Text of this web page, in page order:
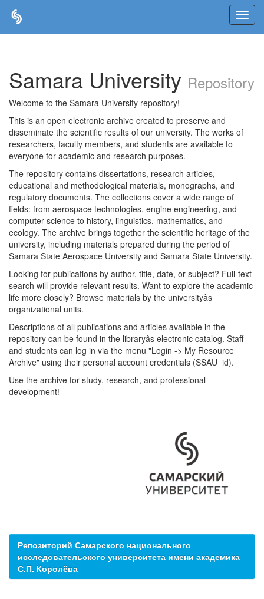
Samara University Repository
Welcome to the Samara University repository!
This is an open electronic archive created to preserve and
disseminate the scientific results of our university. The works of
researchers, faculty members, and students are available to
everyone for academic and research purposes.
The repository contains dissertations, research articles,
educational and methodological materials, monographs, and
regulatory documents. The collections cover a wide range of
fields: from aerospace technologies, engine engineering, and
computer science to history, linguistics, mathematics, and
ecology. The archive brings together the scientific heritage of the
university, including materials prepared during the period of
Samara State Aerospace University and Samara State University.
Looking for publications by author, title, date, or subject? Full-text
search will provide relevant results. Want to explore the academic
life more closely? Browse materials by the universityâs
organizational units.
Descriptions of all publications and articles available in the
repository can be found in the libraryâs electronic catalog. Staff
and students can log in via the menu "Login -> My Resource
Archive" using their personal account credentials (SSAU_id).
Use the archive for study, research, and professional
development!
Репозиторий Самарского национального
исследовательского университета имени академика
С.П. Королёва